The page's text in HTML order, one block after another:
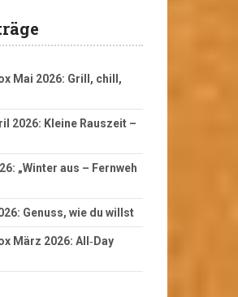
Mai 2026: Grill, chill,
2026: Kleine Rauszeit –
„Winter aus – Fernweh
Genuss, wie du willst
März 2026: All‑Day